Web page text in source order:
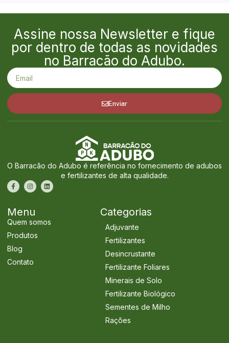
Assine nossa Newsletter e fique
por dentro de todas as novidades
no Barracão do Adubo.
Enviar
O Barracão do Adubo é referência no fornecimento de adubos
e fertilizantes de alta qualidade.
Menu
Quem somos
Produtos
Blog
Contato
Categorias
Adjuvante
Fertilizantes
Desincrustante
Fertilizante Foliares
Minerais de Solo
Fertilizante Biológico
Sementes de Milho
Rações